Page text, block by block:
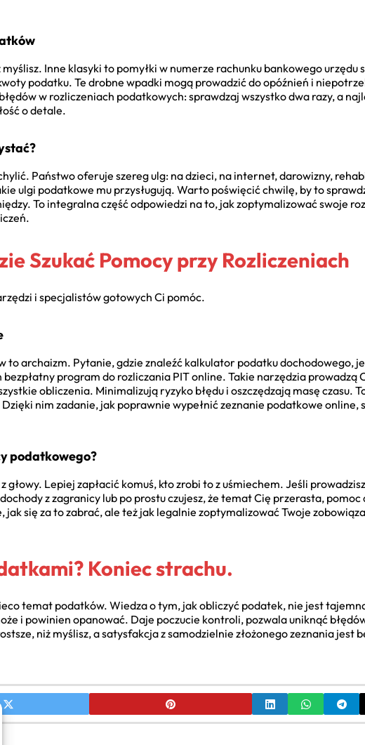
myślisz. Inne klasyki to pomyłki w numerze rachunku bankowego urzędu
podatku. Te drobne wpadki mogą prowadzić do opóźnień i
w rozliczeniach podatkowych: sprawdzaj wszystko dwa razy, a
o detale.
Państwo oferuje szereg ulg: na dzieci, na internet, darowizny,
ulgi podatkowe mu przysługują. Warto poświęcić chwilę, by to
To integralna część odpowiedzi na to, jak zoptymalizować swoje
Szukać Pomocy przy Rozliczeniach
i specjalistów gotowych Ci pomóc.
to archaizm. Pytanie, gdzie znaleźć kalkulator podatku dochodowego,
program do rozliczania PIT online. Takie narzędzia prowadzą
obliczenia. Minimalizują ryzyko błędu i oszczędzają masę czasu.
nim zadanie, jak poprawnie wypełnić zeznanie podatkowe online,
podatkowego?
Lepiej zapłacić komuś, kto zrobi to z uśmiechem. Jeśli prowadzisz
z zagranicy lub po prostu czujesz, że temat Cię przerasta, pomoc
się za to zabrać, ale też jak legalnie zoptymalizować Twoje
Koniec strachu.
temat podatków. Wiedza o tym, jak obliczyć podatek, nie jest
i powinien opanować. Daje poczucie kontroli, pozwala uniknąć
niż myślisz, a satysfakcja z samodzielnie złożonego zeznania jest